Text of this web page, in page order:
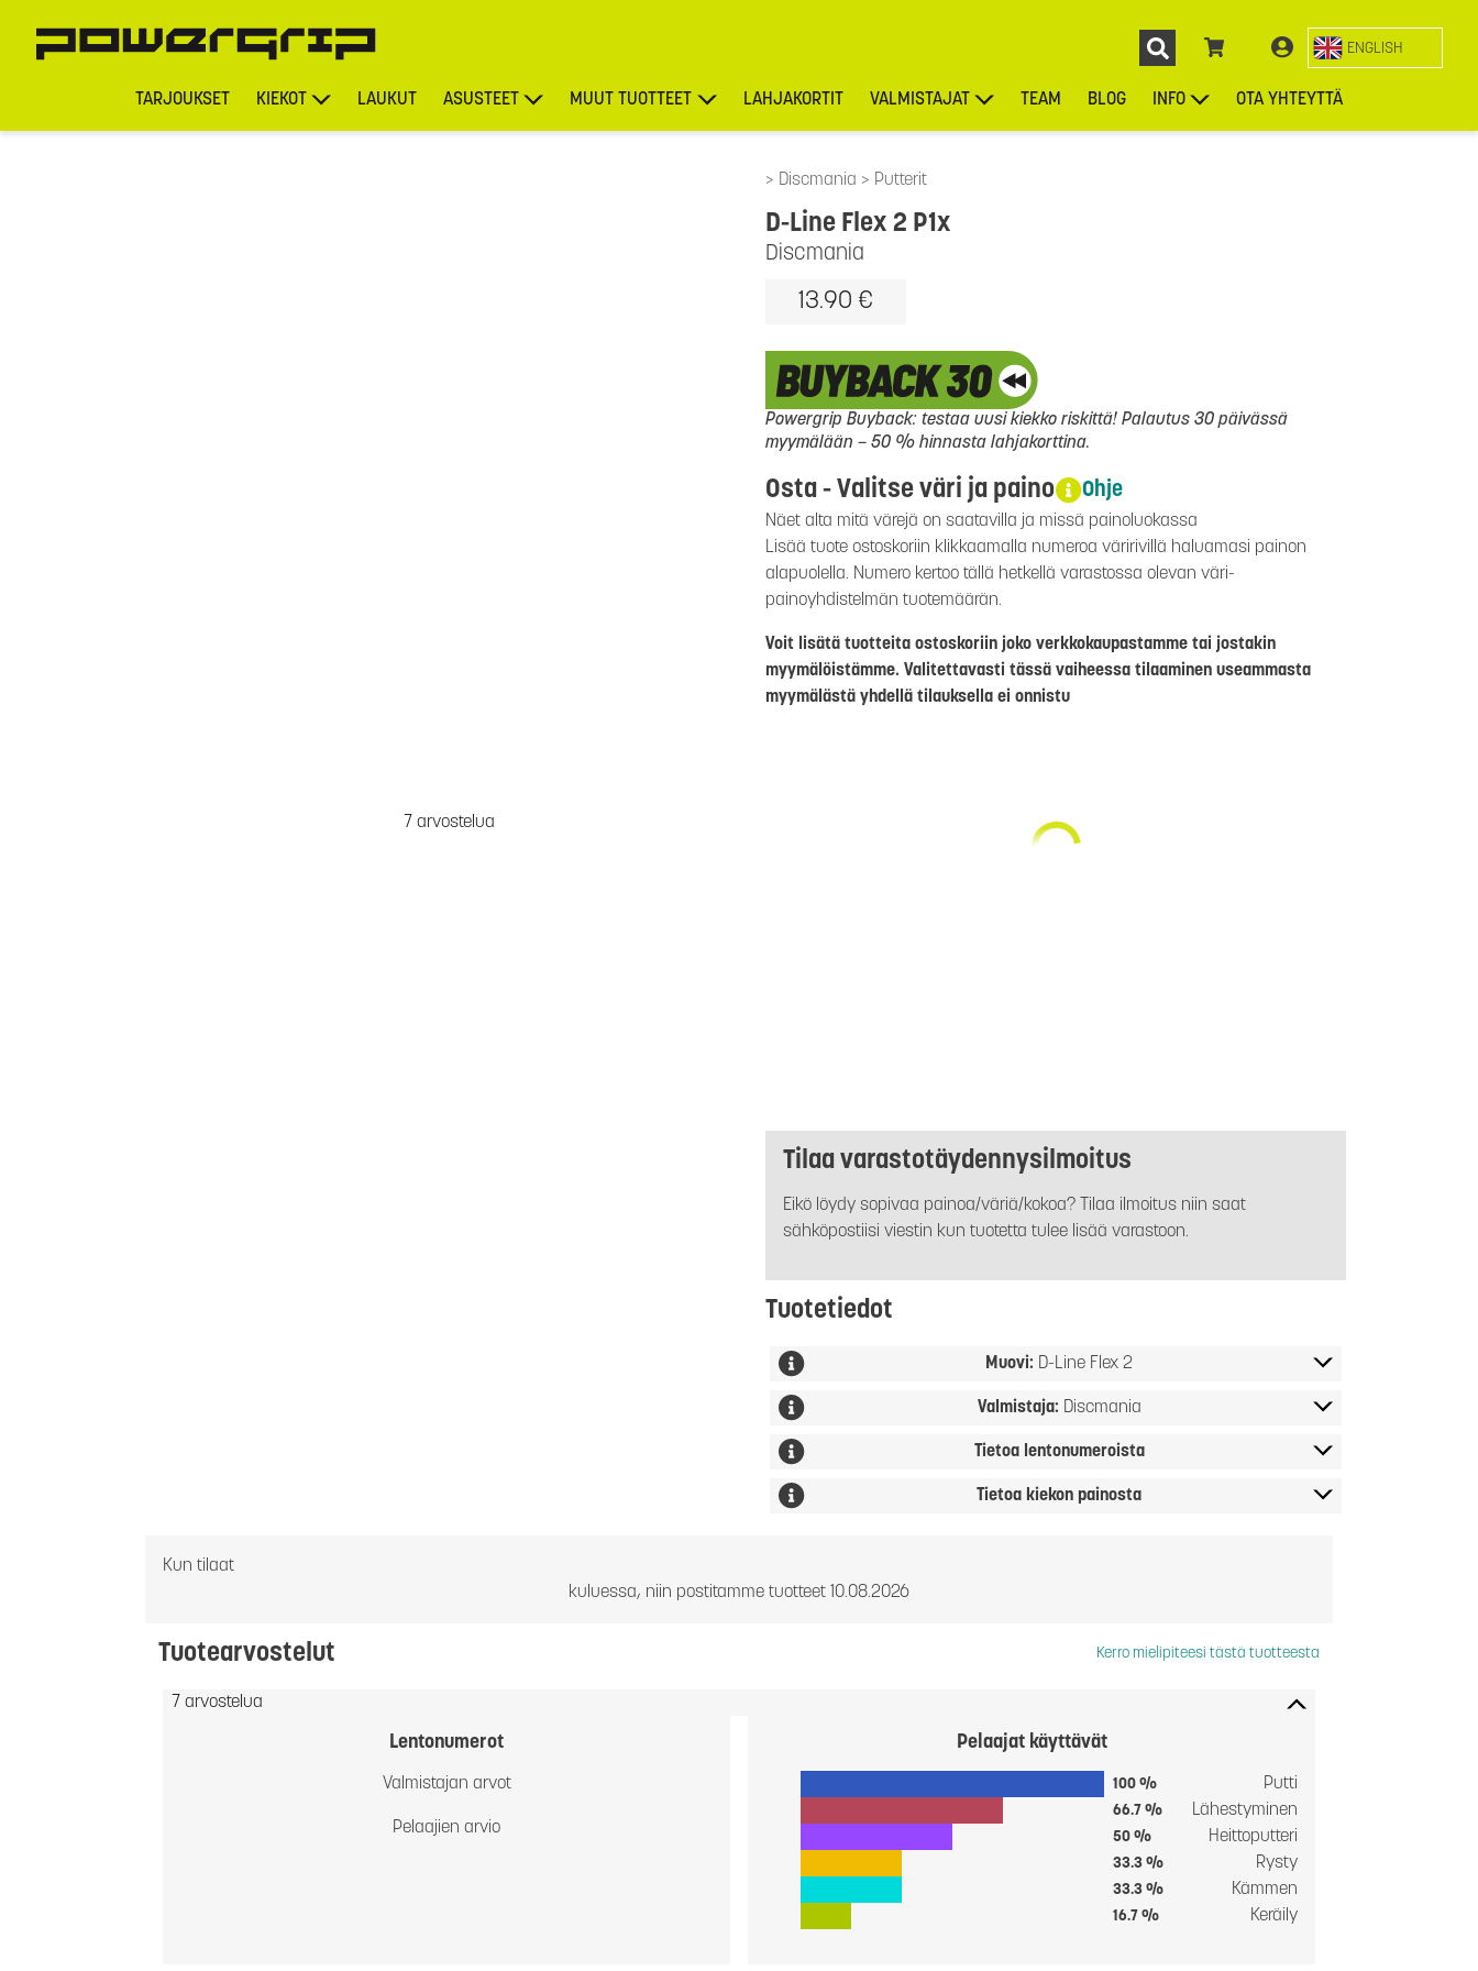
ENGLISH
TARJOUKSET KIEKOT LAUKUT ASUSTEET MUUT TUOTTEET LAHJAKORTIT VALMISTAJAT TEAM BLOG INFO OTA YHTEYTTÄ
Discmania Putterit
7 arvostelua
Discmania
D-Line Flex 2 P1x
13.90 €
Powergrip Buyback: testaa uusi kiekko riskittä! Palautus 30 päivässä
myymälään – 50 % hinnasta lahjakorttina.
Osta - Valitse väri ja paino Ohje
Näet alta mitä värejä on saatavilla ja missä painoluokassa
Lisää tuote ostoskoriin klikkaamalla numeroa väririvillä haluamasi painon
alapuolella. Numero kertoo tällä hetkellä varastossa olevan väri-
painoyhdistelmän tuotemäärän.
Voit lisätä tuotteita ostoskoriin joko verkkokaupastamme tai jostakin
myymälöistämme. Valitettavasti tässä vaiheessa tilaaminen useammasta
myymälästä yhdellä tilauksella ei onnistu
Tilaa varastotäydennysilmoitus
Eikö löydy sopivaa painoa/väriä/kokoa? Tilaa ilmoitus niin saat
sähköpostiisi viestin kun tuotetta tulee lisää varastoon.
Tuotetiedot
Muovi: D-Line Flex 2
Valmistaja: Discmania
Tietoa lentonumeroista
Tietoa kiekon painosta
Kun tilaat
kuluessa, niin postitamme tuotteet 10.08.2026
Tuotearvostelut Kerro mielipiteesi tästä tuotteesta
7 arvostelua
Lentonumerot
Valmistajan arvot
Pelaajien arvio
Pelaajat käyttävät
100 % Putti
66.7 % Lähestyminen
50 % Heittoputteri
33.3 % Rysty
33.3 % Kämmen
16.7 % Keräily